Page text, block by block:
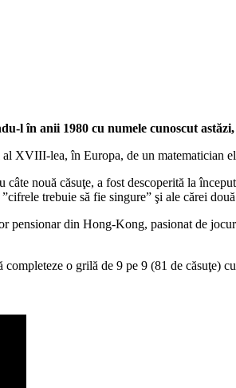
l în anii 1980 cu numele cunoscut
XVIII-lea, în Europa, de un matematician
nouă căsuţe, a fost descoperită la
trebuie să fie singure” şi ale cărei
pensionar din Hong-Kong, pasionat de
completeze o grilă de 9 pe 9 (81 de căsuţe)